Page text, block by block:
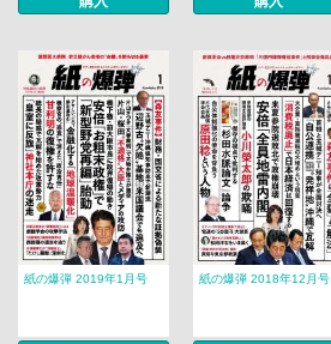
紙の爆弾 2019年1月号 紙の爆弾 2018年12月号